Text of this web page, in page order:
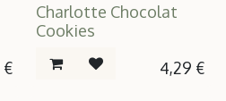
€
Charlotte Chocolat
Cookies
4,29 €